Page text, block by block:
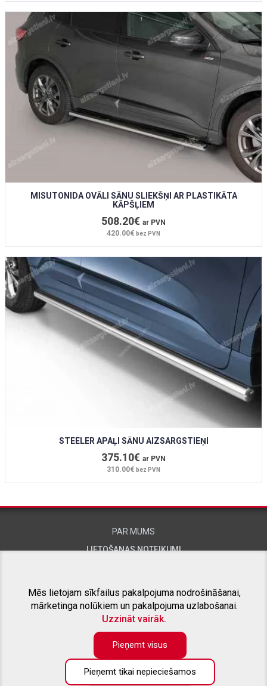
MISUTONIDA OVĀLI SĀNU SLIEKŠŅI AR PLASTIKĀTA
KĀPŠĻIEM
508.20€ ar PVN
420.00€ bez PVN
STEELER APAĻI SĀNU AIZSARGSTIEŅI
375.10€ ar PVN
310.00€ bez PVN
PAR MUMS
LIETOŠANAS NOTEIKUMI
SAISTĪTIE PROJEKTI
Mēs lietojam sīkfailus pakalpojuma nodrošināšanai,
mārketinga nolūkiem un pakalpojuma uzlabošanai.
Uzzināt vairāk.
Pieņemt visus
Pieņemt tikai nepieciešamos